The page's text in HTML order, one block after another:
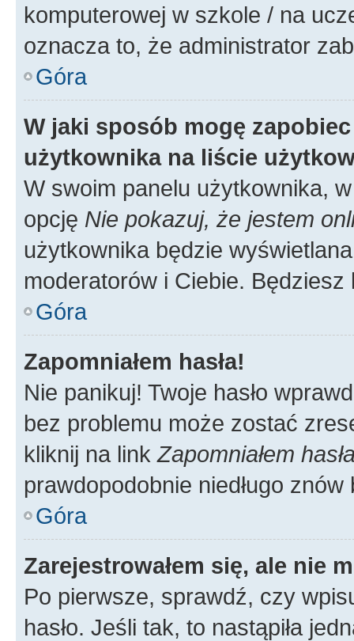
komputerowej w szkole / na
oznacza to, że administrator
Góra
W jaki sposób mogę
użytkownika na liście
W swoim panelu użytkownika,
opcję Nie pokazuj, że jestem
użytkownika będzie
moderatorów i Ciebie.
Góra
Zapomniałem hasła!
Nie panikuj! Twoje hasło
bez problemu może zostać
kliknij na link Zapomniałem
prawdopodobnie niedługo
Góra
Zarejestrowałem się, ale nie
Po pierwsze, sprawdź, czy
hasło. Jeśli tak, to nastąpiła